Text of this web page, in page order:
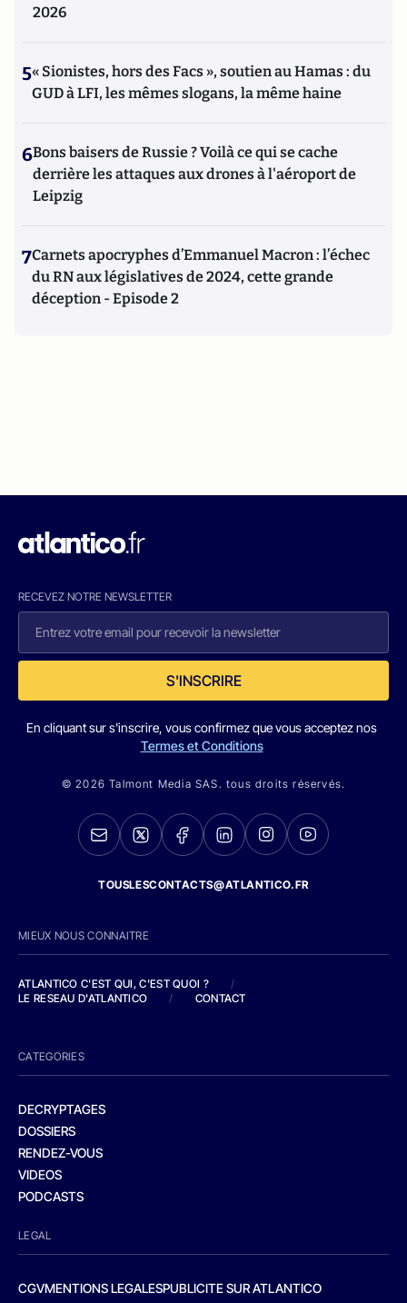
2026
5« Sionistes, hors des Facs », soutien au Hamas : du
GUD à LFI, les mêmes slogans, la même haine
6Bons baisers de Russie ? Voilà ce qui se cache
derrière les attaques aux drones à l'aéroport de
Leipzig
7Carnets apocryphes d’Emmanuel Macron : l’échec
du RN aux législatives de 2024, cette grande
déception - Episode 2
RECEVEZ NOTRE NEWSLETTER
S'INSCRIRE
En cliquant sur s'inscrire, vous confirmez que vous acceptez nos
Termes et Conditions
© 2026 Talmont Media SAS. tous droits réservés.
TOUSLESCONTACTS@ATLANTICO.FR
MIEUX NOUS CONNAITRE
ATLANTICO C'EST QUI, C'EST QUOI ?
/
LE RESEAU D'ATLANTICO
/ CONTACT
CATEGORIES
DECRYPTAGES
DOSSIERS
RENDEZ-VOUS
VIDEOS
PODCASTS
LEGAL
CGVMENTIONS LEGALESPUBLICITE SUR ATLANTICO